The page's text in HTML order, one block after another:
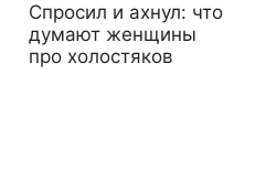
Спросил и ахнул: что
думают женщины
про холостяков